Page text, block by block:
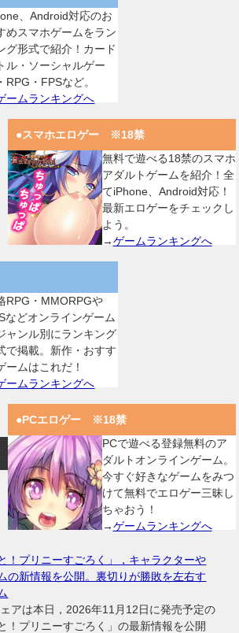
、Android対応のお
めスマホゲームをラン
グ形式で紹介！カード
ル・ソーシャルゲー
RPG・FPSなど。
ームランキングへ
●スマホエロゲー ※18禁
無料で遊べる18禁のスマホ
アダルトゲームを紹介！全
てiPhone、Android対応！
最新エロゲーをチェックし
よう。
→ゲームランキングへ
RPG・MMORPGや
などオンラインゲーム
ャンル別にランキング
で掲載。新作・おすす
ームはこれだ！
ームランキングへ
●PCエロゲー ※18禁
PCで遊べる登録無料のア
ダルトオンラインゲーム。
今すぐ好きなゲームをみつ
けて無料でエロゲー三昧し
ちゃおう！
→ゲームランキングへ
！プリニーすごろく」，キャラクターや
の新情報を公開。裏切りが勝敗を左右す
アは本日，2026年11月12日に発売予定の
！プリニーすごろく」の最新情報を公開